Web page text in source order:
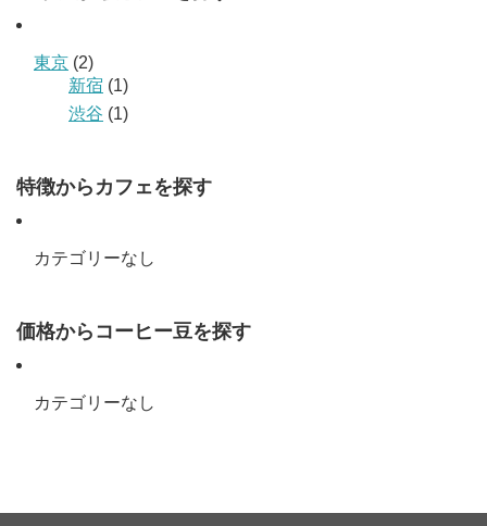
東京 (2)
新宿 (1)
渋谷 (1)
特徴からカフェを探す
カテゴリーなし
価格からコーヒー豆を探す
カテゴリーなし